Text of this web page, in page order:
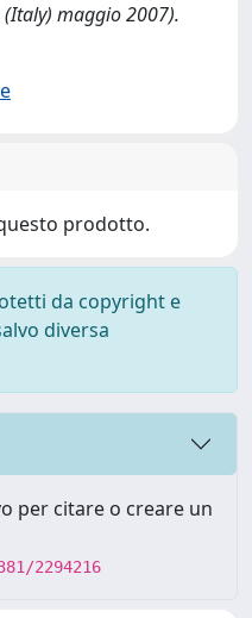
(Italy) maggio 2007).
prodotto.
da copyright e
diversa
per citare o creare un
2294216